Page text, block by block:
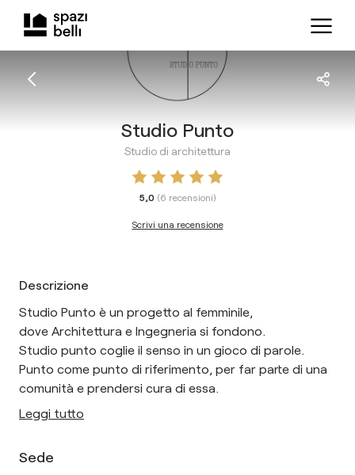
Studio Punto
Studio di architettura
5,0 (6 recensioni)
Scrivi una recensione
Descrizione
Studio Punto è un progetto al femminile,
dove Architettura e Ingegneria si fondono.
Studio punto coglie il senso in un gioco di parole.
Punto come punto di riferimento, per far parte di una
comunità e prendersi cura di essa.
Leggi tutto
Sede